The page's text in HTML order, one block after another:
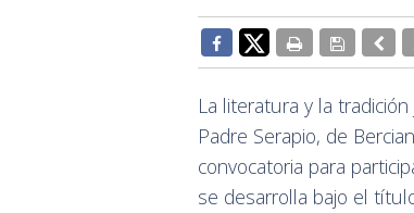
La literatura y la
Padre Serapio, de
convocatoria para
se desarrolla bajo el